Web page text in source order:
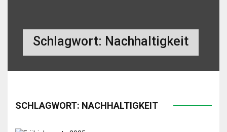
Schlagwort: Nachhaltigkeit
SCHLAGWORT: NACHHALTIGKEIT